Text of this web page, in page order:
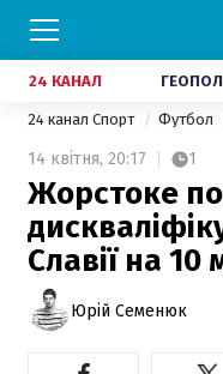
24 КАНАЛ
24 канал Спорт Футбол
14 квітня, 20:17 1
Жорстоке
Славії на 10
Юрій Семенюк